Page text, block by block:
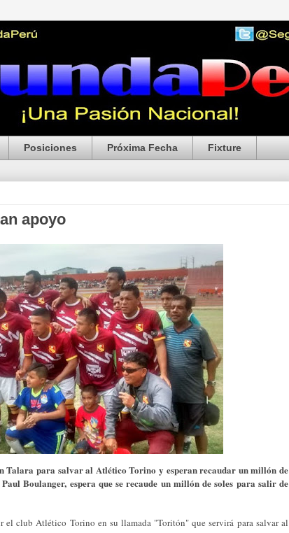
Posiciones Próxima Fecha Fixture
apoyo
Talara para salvar al Atlético Torino y esperan recaudar un millón de
Boulanger, espera que se recaude un millón de soles para salir de
el club Atlético Torino en su llamada "Toritón" que servirá para salvar al